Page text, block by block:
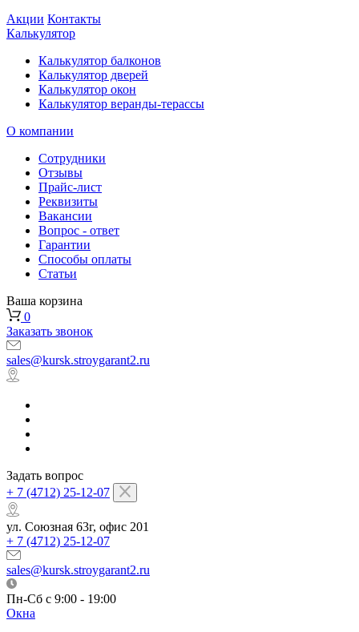
Акции Контакты
Калькулятор
Калькулятор балконов
Калькулятор дверей
Калькулятор окон
Калькулятор веранды-терассы
О компании
Сотрудники
Отзывы
Прайс-лист
Реквизиты
Вакансии
Вопрос - ответ
Гарантии
Способы оплаты
Статьи
Ваша корзина
0
Заказать звонок
sales@kursk.stroygarant2.ru
Задать вопрос
+ 7 (4712) 25-12-07
ул. Союзная 63г, офис 201
+ 7 (4712) 25-12-07
sales@kursk.stroygarant2.ru
Пн-Сб с 9:00 - 19:00
Окна